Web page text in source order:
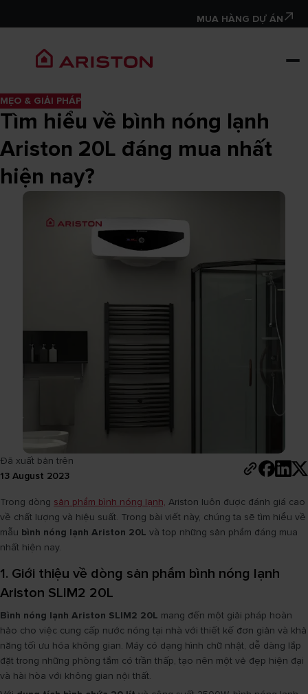
MUA HÀNG DỰ ÁN
MẸO & GIẢI PHÁP
Tìm hiểu về bình nóng lạnh
Ariston 20L đáng mua nhất
hiện nay?
Đã xuất bản trên
13 August 2023
Trong dòng sản phẩm bình nóng lạnh, Ariston luôn được đánh giá cao
về chất lượng và hiệu suất. Trong bài viết này, chúng ta sẽ tìm hiểu về
mẫu bình nóng lạnh Ariston 20L và top những sản phẩm đáng mua
nhất hiện nay.
1. Giới thiệu về dòng sản phẩm bình nóng lạnh
Ariston SLIM2 20L
Bình nóng lạnh Ariston SLIM2 20L mang đến một giải pháp hoàn
hảo cho việc cung cấp nước nóng tại nhà với thiết kế đơn giản và khả
năng tối ưu hóa không gian. Máy có dạng hình chữ nhật, dễ dàng lắp
đặt trong những phòng tắm có trần thấp, tạo nên một vẻ đẹp hiện đại
và hài hòa với không gian nội thất.